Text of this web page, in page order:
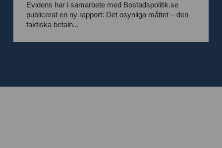
Evidens har i samarbete med Bostadspolitik.se
publicerat en ny rapport: Det osynliga måttet – den
faktiska betaln...